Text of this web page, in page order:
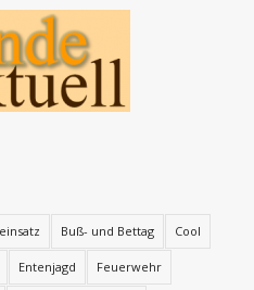
Buß- und Bettag Cool
Entenjagd Feuerwehr